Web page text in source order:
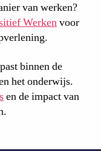
van werken?
Werkenvoor
binnen de
het onderwijs.
en de impact van